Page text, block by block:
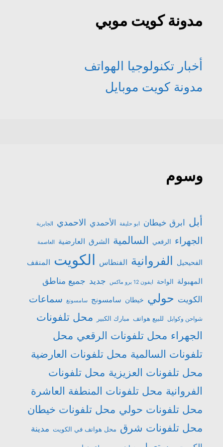
مدونة كويت موبي
أخبار تكنولوجيا الهواتف
مدونة كويت موبايل
وسوم
أبل ابرق خيطان ابو حليفة الأحمدي الاحمدي الجابرية
الجهراء الرقعي السالمية الشرق العارضية العاصمة
الفحيحيل الفروانية الفنطاس الكويت المنقف
المهبولة الواحة ايفون 12 برو ماكس جديد جميع مناطق
الكويت حولي خيطان سامسونج سامسونغ سماعات
شواحن وكوابل للبيع هواتف مبارك الكبير
محل تلفونات
الجهراء محل تلفونات الرقعي محل
تلفونات السالمية محل تلفونات العارضية
محل تلفونات العزيزية محل تلفونات
الفروانية محل تلفونات المنطفة العاشرة
محل تلفونات حولي محل تلفونات خيطان
محل تلفونات شرق محل هواتف في الكويت مدينة